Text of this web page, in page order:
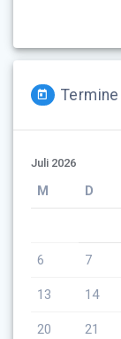
Termine
Juli 2026
M D
6 7
13 14
20 21